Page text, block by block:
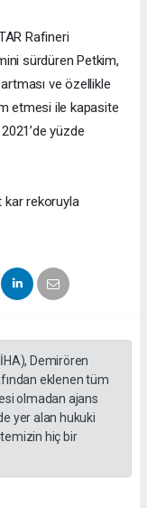
Rafineri
sürdüren Petkim,
artması ve özellikle
etmesi ile kapasite
2021’de yüzde
kar rekoruyla
Demirören
eklenen tüm
olmadan ajans
yer alan hukuki
hiç bir